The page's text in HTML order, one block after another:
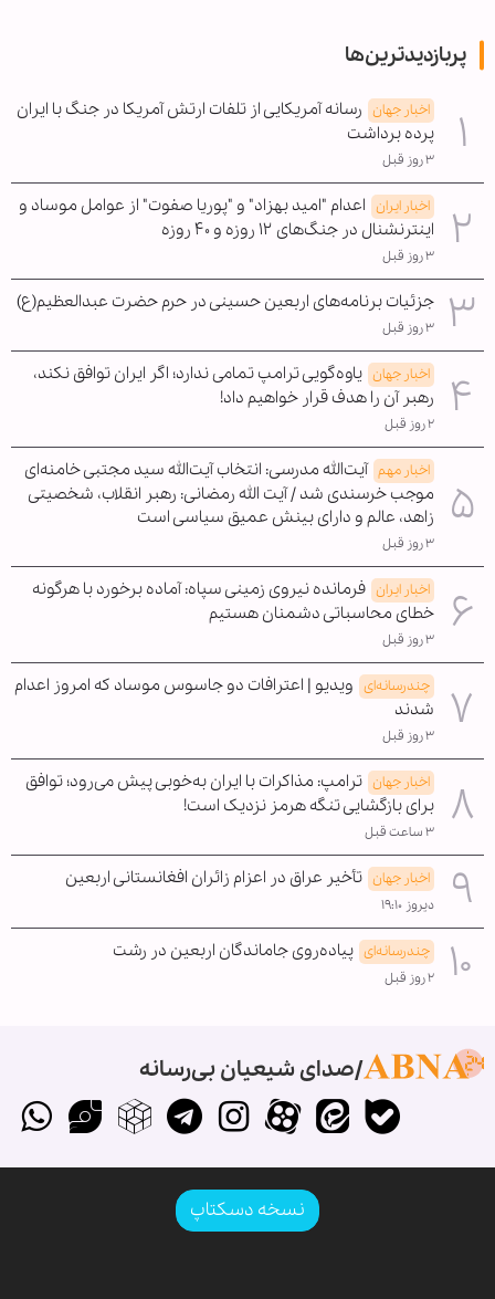
پربازدیدترین‌ها
اخبار جهان رسانه آمریکایی از تلفات ارتش آمریکا در جنگ با ایران
پرده برداشت
۳ روز قبل
اخبار ایران اعدام "امید بهزاد" و "پوریا صفوت" از عوامل موساد و
اینترنشنال در جنگ‌های ۱۲ روزه و ۴۰ روزه
۳ روز قبل
جزئیات برنامه‌های اربعین حسینی در حرم حضرت عبدالعظیم(ع)
۳ روز قبل
اخبار جهان یاوه‌گویی ترامپ تمامی ندارد؛ اگر ایران توافق نکند،
رهبر آن را هدف قرار خواهیم داد!
۲ روز قبل
اخبار مهم آیت‌الله مدرسی: انتخاب آیت‌الله سید مجتبی خامنه‌ای
موجب خرسندی شد / آیت الله رمضانی: رهبر انقلاب، شخصیتی
زاهد، عالم و دارای بینش عمیق سیاسی است
۳ روز قبل
اخبار ایران فرمانده نیروی زمینی سپاه: آماده برخورد با هرگونه
خطای محاسباتی دشمنان هستیم
۳ روز قبل
چندرسانه‌ای ویدیو | اعترافات دو جاسوس موساد که امروز اعدام
شدند
۳ روز قبل
اخبار جهان ترامپ: مذاکرات با ایران به‌خوبی پیش می‌رود؛ توافق
برای بازگشایی تنگه هرمز نزدیک است!
۳ ساعت قبل
اخبار جهان تأخیر عراق در اعزام زائران افغانستانی اربعین
دیروز ۱۹:۱۰
چندرسانه‌ای پیاده‌روی جاماندگان اربعین در رشت
۲ روز قبل
صدای شیعیان بی‌رسانه
نسخه دسکتاپ